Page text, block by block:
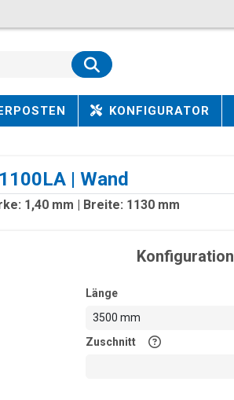
KONFIGURATOR
| Wand
1,40 mm | Breite: 1130 mm
Konfiguration
Länge
3500 mm
Zuschnitt